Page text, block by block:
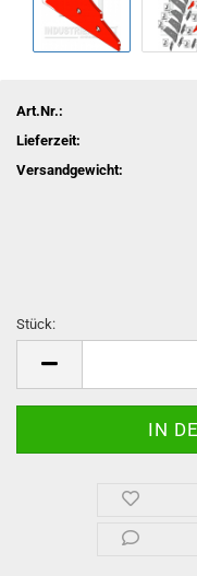
Art.Nr.:
Lieferzeit:
Versandgewicht:
Stück: